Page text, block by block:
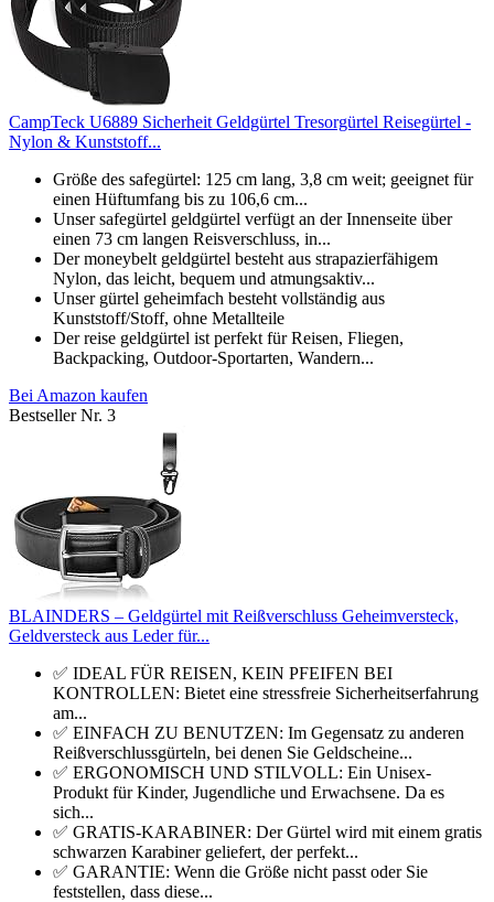
CampTeck U6889 Sicherheit Geldgürtel Tresorgürtel Reisegürtel -
Nylon & Kunststoff...
Größe des safegürtel: 125 cm lang, 3,8 cm weit; geeignet für
einen Hüftumfang bis zu 106,6 cm...
Unser safegürtel geldgürtel verfügt an der Innenseite über
einen 73 cm langen Reisverschluss, in...
Der moneybelt geldgürtel besteht aus strapazierfähigem
Nylon, das leicht, bequem und atmungsaktiv...
Unser gürtel geheimfach besteht vollständig aus
Kunststoff/Stoff, ohne Metallteile
Der reise geldgürtel ist perfekt für Reisen, Fliegen,
Backpacking, Outdoor-Sportarten, Wandern...
Bei Amazon kaufen
Bestseller Nr. 3
BLAINDERS – Geldgürtel mit Reißverschluss Geheimversteck,
Geldversteck aus Leder für...
✅ IDEAL FÜR REISEN, KEIN PFEIFEN BEI
KONTROLLEN: Bietet eine stressfreie Sicherheitserfahrung
am...
✅ EINFACH ZU BENUTZEN: Im Gegensatz zu anderen
Reißverschlussgürteln, bei denen Sie Geldscheine...
✅ ERGONOMISCH UND STILVOLL: Ein Unisex-
Produkt für Kinder, Jugendliche und Erwachsene. Da es
sich...
✅ GRATIS-KARABINER: Der Gürtel wird mit einem gratis
schwarzen Karabiner geliefert, der perfekt...
✅ GARANTIE: Wenn die Größe nicht passt oder Sie
feststellen, dass diese...